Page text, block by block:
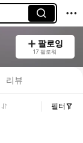
팔로잉
17 팔로워
리뷰
필터